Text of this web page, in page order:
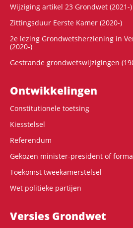
Wijziging artikel 23 Grondwet (2021-)
Zittingsduur Eerste Kamer (2020-)
2e lezing Grondwetsherziening in
(2020-)
Gestrande grondwetswijzigingen
Ontwikke­lingen
Constitutionele toetsing
Kiesstelsel
Referendum
Gekozen minister-president of
Toekomst tweekamerstelsel
Wet politieke partijen
Versies Grondwet